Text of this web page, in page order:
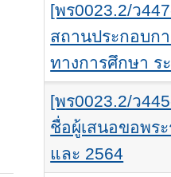
[พร0023.2/ว
สถานประกอบก
ทางการศึกษา ร
[พร0023.2/ว
ชื่อผู้เสนอขอพร
และ 2564